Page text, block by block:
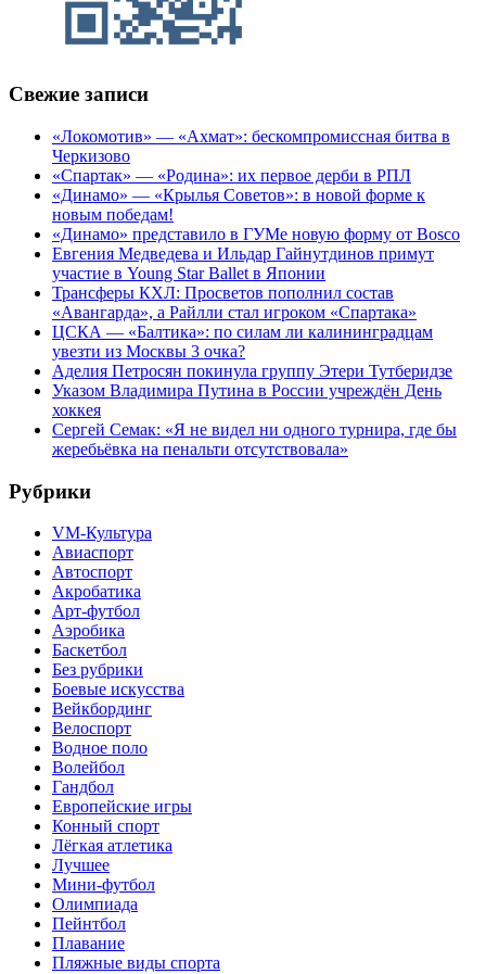
Свежие записи
«Локомотив» — «Ахмат»: бескомпромиссная битва в
Черкизово
«Спартак» — «Родина»: их первое дерби в РПЛ
«Динамо» — «Крылья Советов»: в новой форме к
новым победам!
«Динамо» представило в ГУМе новую форму от Bosco
Евгения Медведева и Ильдар Гайнутдинов примут
участие в Young Star Ballet в Японии
Трансферы КХЛ: Просветов пополнил состав
«Авангарда», а Райлли стал игроком «Спартака»
ЦСКА — «Балтика»: по силам ли калининградцам
увезти из Москвы 3 очка?
Аделия Петросян покинула группу Этери Тутберидзе
Указом Владимира Путина в России учреждён День
хоккея
Сергей Семак: «Я не видел ни одного турнира, где бы
жеребьёвка на пенальти отсутствовала»
Рубрики
VM-Культура
Авиаспорт
Автоспорт
Акробатика
Арт-футбол
Аэробика
Баскетбол
Без рубрики
Боевые искусства
Вейкбординг
Велоспорт
Водное поло
Волейбол
Гандбол
Европейские игры
Конный спорт
Лёгкая атлетика
Лучшее
Мини-футбол
Олимпиада
Пейнтбол
Плавание
Пляжные виды спорта